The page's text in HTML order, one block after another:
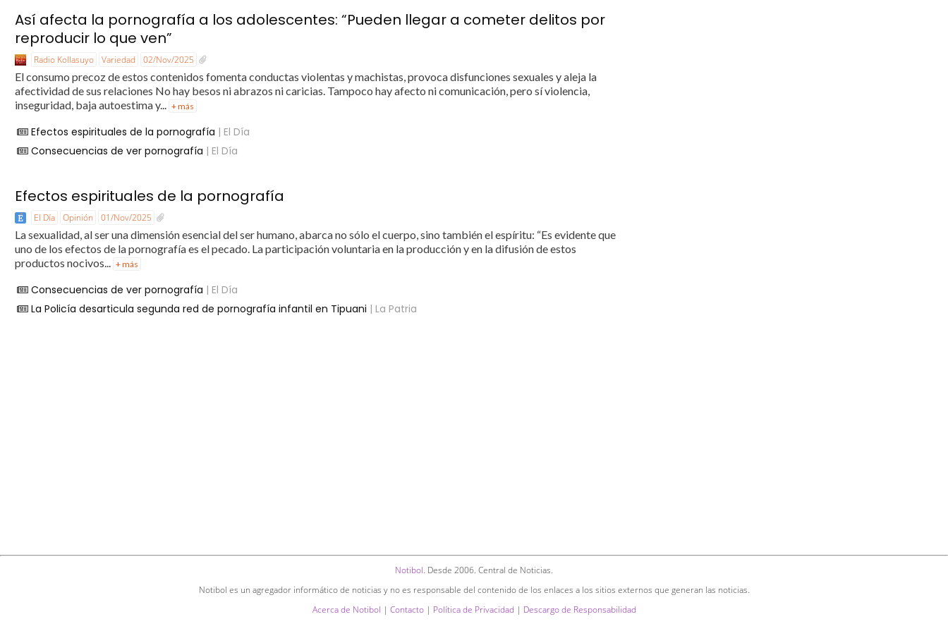
Así afecta la pornografía a los adolescentes: “Pueden llegar a cometer delitos por
reproducir lo que ven”
Radio Kollasuyo Variedad 02/Nov/2025
El consumo precoz de estos contenidos fomenta conductas violentas y machistas, provoca disfunciones sexuales y aleja la
afectividad de sus relaciones No hay besos ni abrazos ni caricias. Tampoco hay afecto ni comunicación, pero sí violencia,
inseguridad, baja autoestima y... + más
Efectos espirituales de la pornografía | El Día
Consecuencias de ver pornografía | El Día
Efectos espirituales de la pornografía
El Día Opinión 01/Nov/2025
La sexualidad, al ser una dimensión esencial del ser humano, abarca no sólo el cuerpo, sino también el espíritu: “Es evidente que
uno de los efectos de la pornografía es el pecado. La participación voluntaria en la producción y en la difusión de estos
productos nocivos...
+ más
Consecuencias de ver pornografía | El Día
La Policía desarticula segunda red de pornografía infantil en Tipuani | La Patria
Notibol. Desde 2006. Central de Noticias.
Notibol es un agregador informático de noticias y no es responsable del contenido de los enlaces a los sitios externos que generan las noticias.
Acerca de Notibol | Contacto| Política de Privacidad | Descargo de Responsabilidad